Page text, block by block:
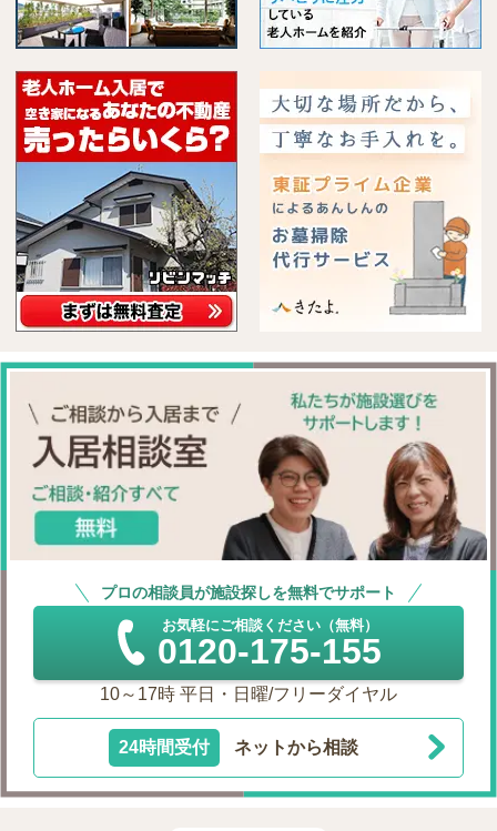
プロの相談員が施設探しを無料でサポート
お気軽にご相談ください（無料）
0120-175-155
10～17時 平日・日曜/フリーダイヤル
24時間受付 ネットから相談